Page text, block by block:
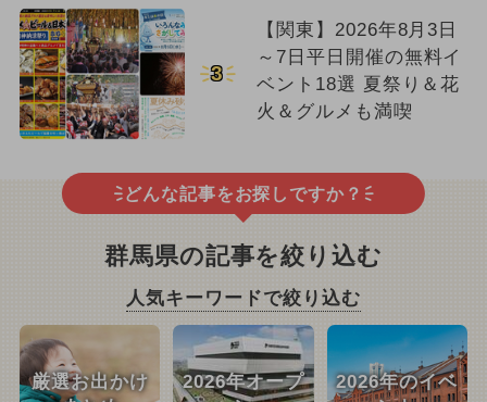
3
【関東】2026年8月3日
～7日平日開催の無料イ
ベント18選 夏祭り＆花
火＆グルメも満喫
どんな記事をお探しですか？
群馬県の記事を絞り込む
人気キーワードで絞り込む
厳選お出かけ
2026年オープ
2026年のイベ